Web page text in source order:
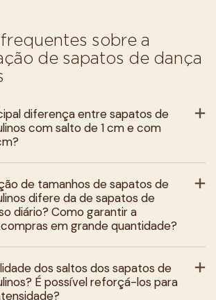
sobre a
de sapatos de dança
diferença entre sapatos de
com salto de 1 cm e com
de tamanhos de sapatos de
difere da de sapatos de
diário? Como garantir a
em grande quantidade?
dos saltos dos sapatos de
É possível reforçá-los para